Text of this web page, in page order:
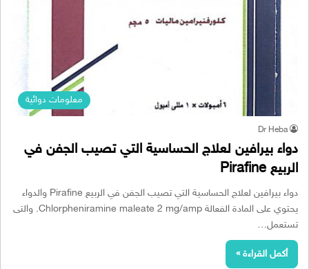
معلومات دوائية
Dr Heba
دواء بيرافين لعلاج الحساسية التي تصيب الجفن في
الربيع Pirafine
دواء بيرافين لعلاج الحساسية التي تصيب الجفن في الربيع Pirafine والدواء
يحتوي على المادة الفعالة Chlorpheniramine maleate 2 mg/amp. والتى
تستعمل…
أكمل القراءة »